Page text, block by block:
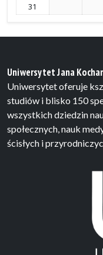
31
Uniwersytet Jana
Uniwersytet oferuje
studiów i blisko 150
wszystkich dziedzin
społecznych, nauk
ścisłych i